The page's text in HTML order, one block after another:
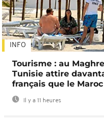
INFO
Tourisme : au
Tunisie attire
français que le Maroc
Il y a 11 heures